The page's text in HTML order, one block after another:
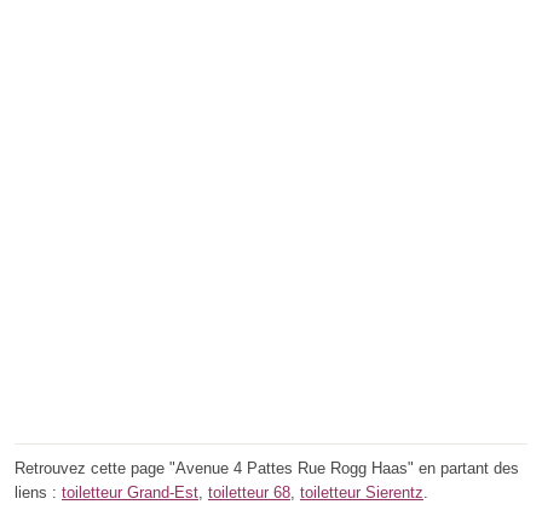
Retrouvez cette page "Avenue 4 Pattes Rue Rogg Haas" en partant des
liens : toiletteur Grand-Est toiletteur 68 toiletteur Sierentz